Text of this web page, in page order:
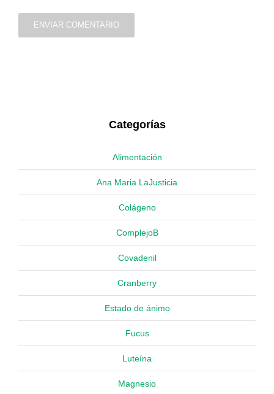
ENVIAR COMENTARIO
Categorías
Alimentación
Ana Maria LaJusticia
Colágeno
ComplejoB
Covadenil
Cranberry
Estado de ánimo
Fucus
Luteína
Magnesio